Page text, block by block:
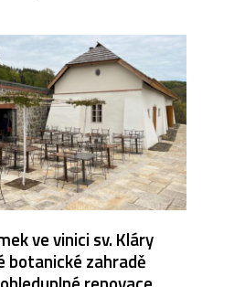
ve vinici sv. Kláry
botanické zahradě